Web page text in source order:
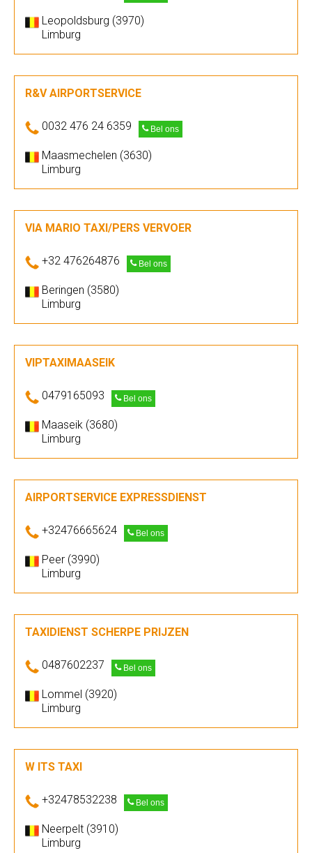
Leopoldsburg (3970)
Limburg
R&V AIRPORTSERVICE
0032 476 24 6359 Bel ons
Maasmechelen (3630)
Limburg
VIA MARIO TAXI/PERS VERVOER
+32 476264876 Bel ons
Beringen (3580)
Limburg
VIPTAXIMAASEIK
0479165093 Bel ons
Maaseik (3680)
Limburg
AIRPORTSERVICE EXPRESSDIENST
+32476665624 Bel ons
Peer (3990)
Limburg
TAXIDIENST SCHERPE PRIJZEN
0487602237 Bel ons
Lommel (3920)
Limburg
W ITS TAXI
+32478532238 Bel ons
Neerpelt (3910)
Limburg